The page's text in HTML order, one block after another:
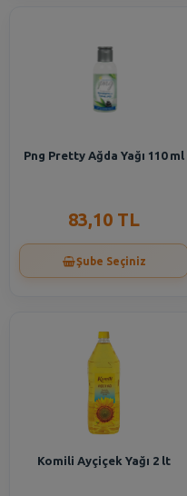
Png Pretty Ağda Yağı 110 ml
83,10 TL
Şube Seçiniz
Komili Ayçiçek Yağı 2 lt